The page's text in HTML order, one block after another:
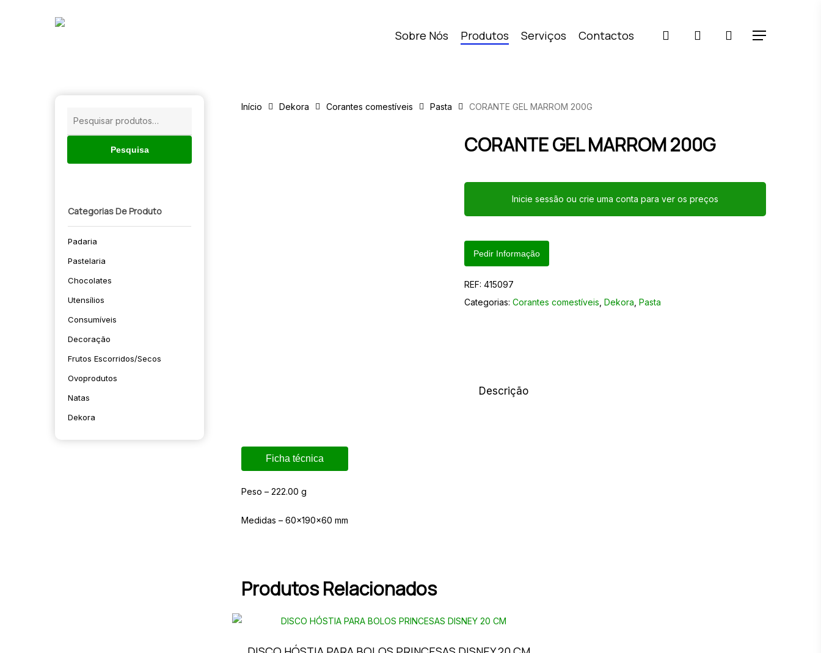
🔍
Sobre Nós Produtos Serviços Contactos pesquisaraccount Menu
Pesquisa
Categorias De Produto
Padaria
Pastelaria
Chocolates
Utensílios
Consumíveis
Decoração
Frutos Escorridos/secos
Ovoprodutos
Natas
Dekora
Início Dekora Corantes comestíveis Pasta CORANTE GEL MARROM 200G
CORANTE GEL MARROM 200G
Inicie sessão ou crie uma conta para ver os preços
Pedir Informação
REF:415097
Categorias:Corantes comestíveis ,Dekora ,Pasta
Descrição
Ficha técnica
Peso – 222.00 g
Medidas – 60x190x60 mm
Produtos Relacionados